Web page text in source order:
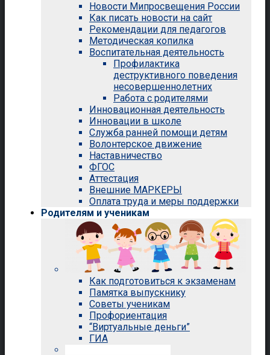
Новости Мипросвещения России
Как писать новости на сайт
Рекомендации для педагогов
Методическая копилка
Воспитательная деятельность
Профилактика
деструктивного поведения
несовершеннолетних
Работа с родителями
Инновационная деятельность
Инновации в школе
Служба ранней помощи детям
Волонтерское движение
Наставничество
ФГОС
Аттестация
Внешние МАРКЕРЫ
Оплата труда и меры поддержки
Родителям и ученикам
Как подготовиться к экзаменам
Памятка выпускнику
Советы ученикам
Профориентация
“Виртуальные деньги”
ГИА